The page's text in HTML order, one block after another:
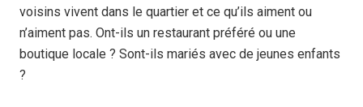
voisins vivent dans le quartier et ce qu’ils aiment ou
n’aiment pas. Ont-ils un restaurant préféré ou une
boutique locale ? Sont-ils mariés avec de jeunes enfants
?